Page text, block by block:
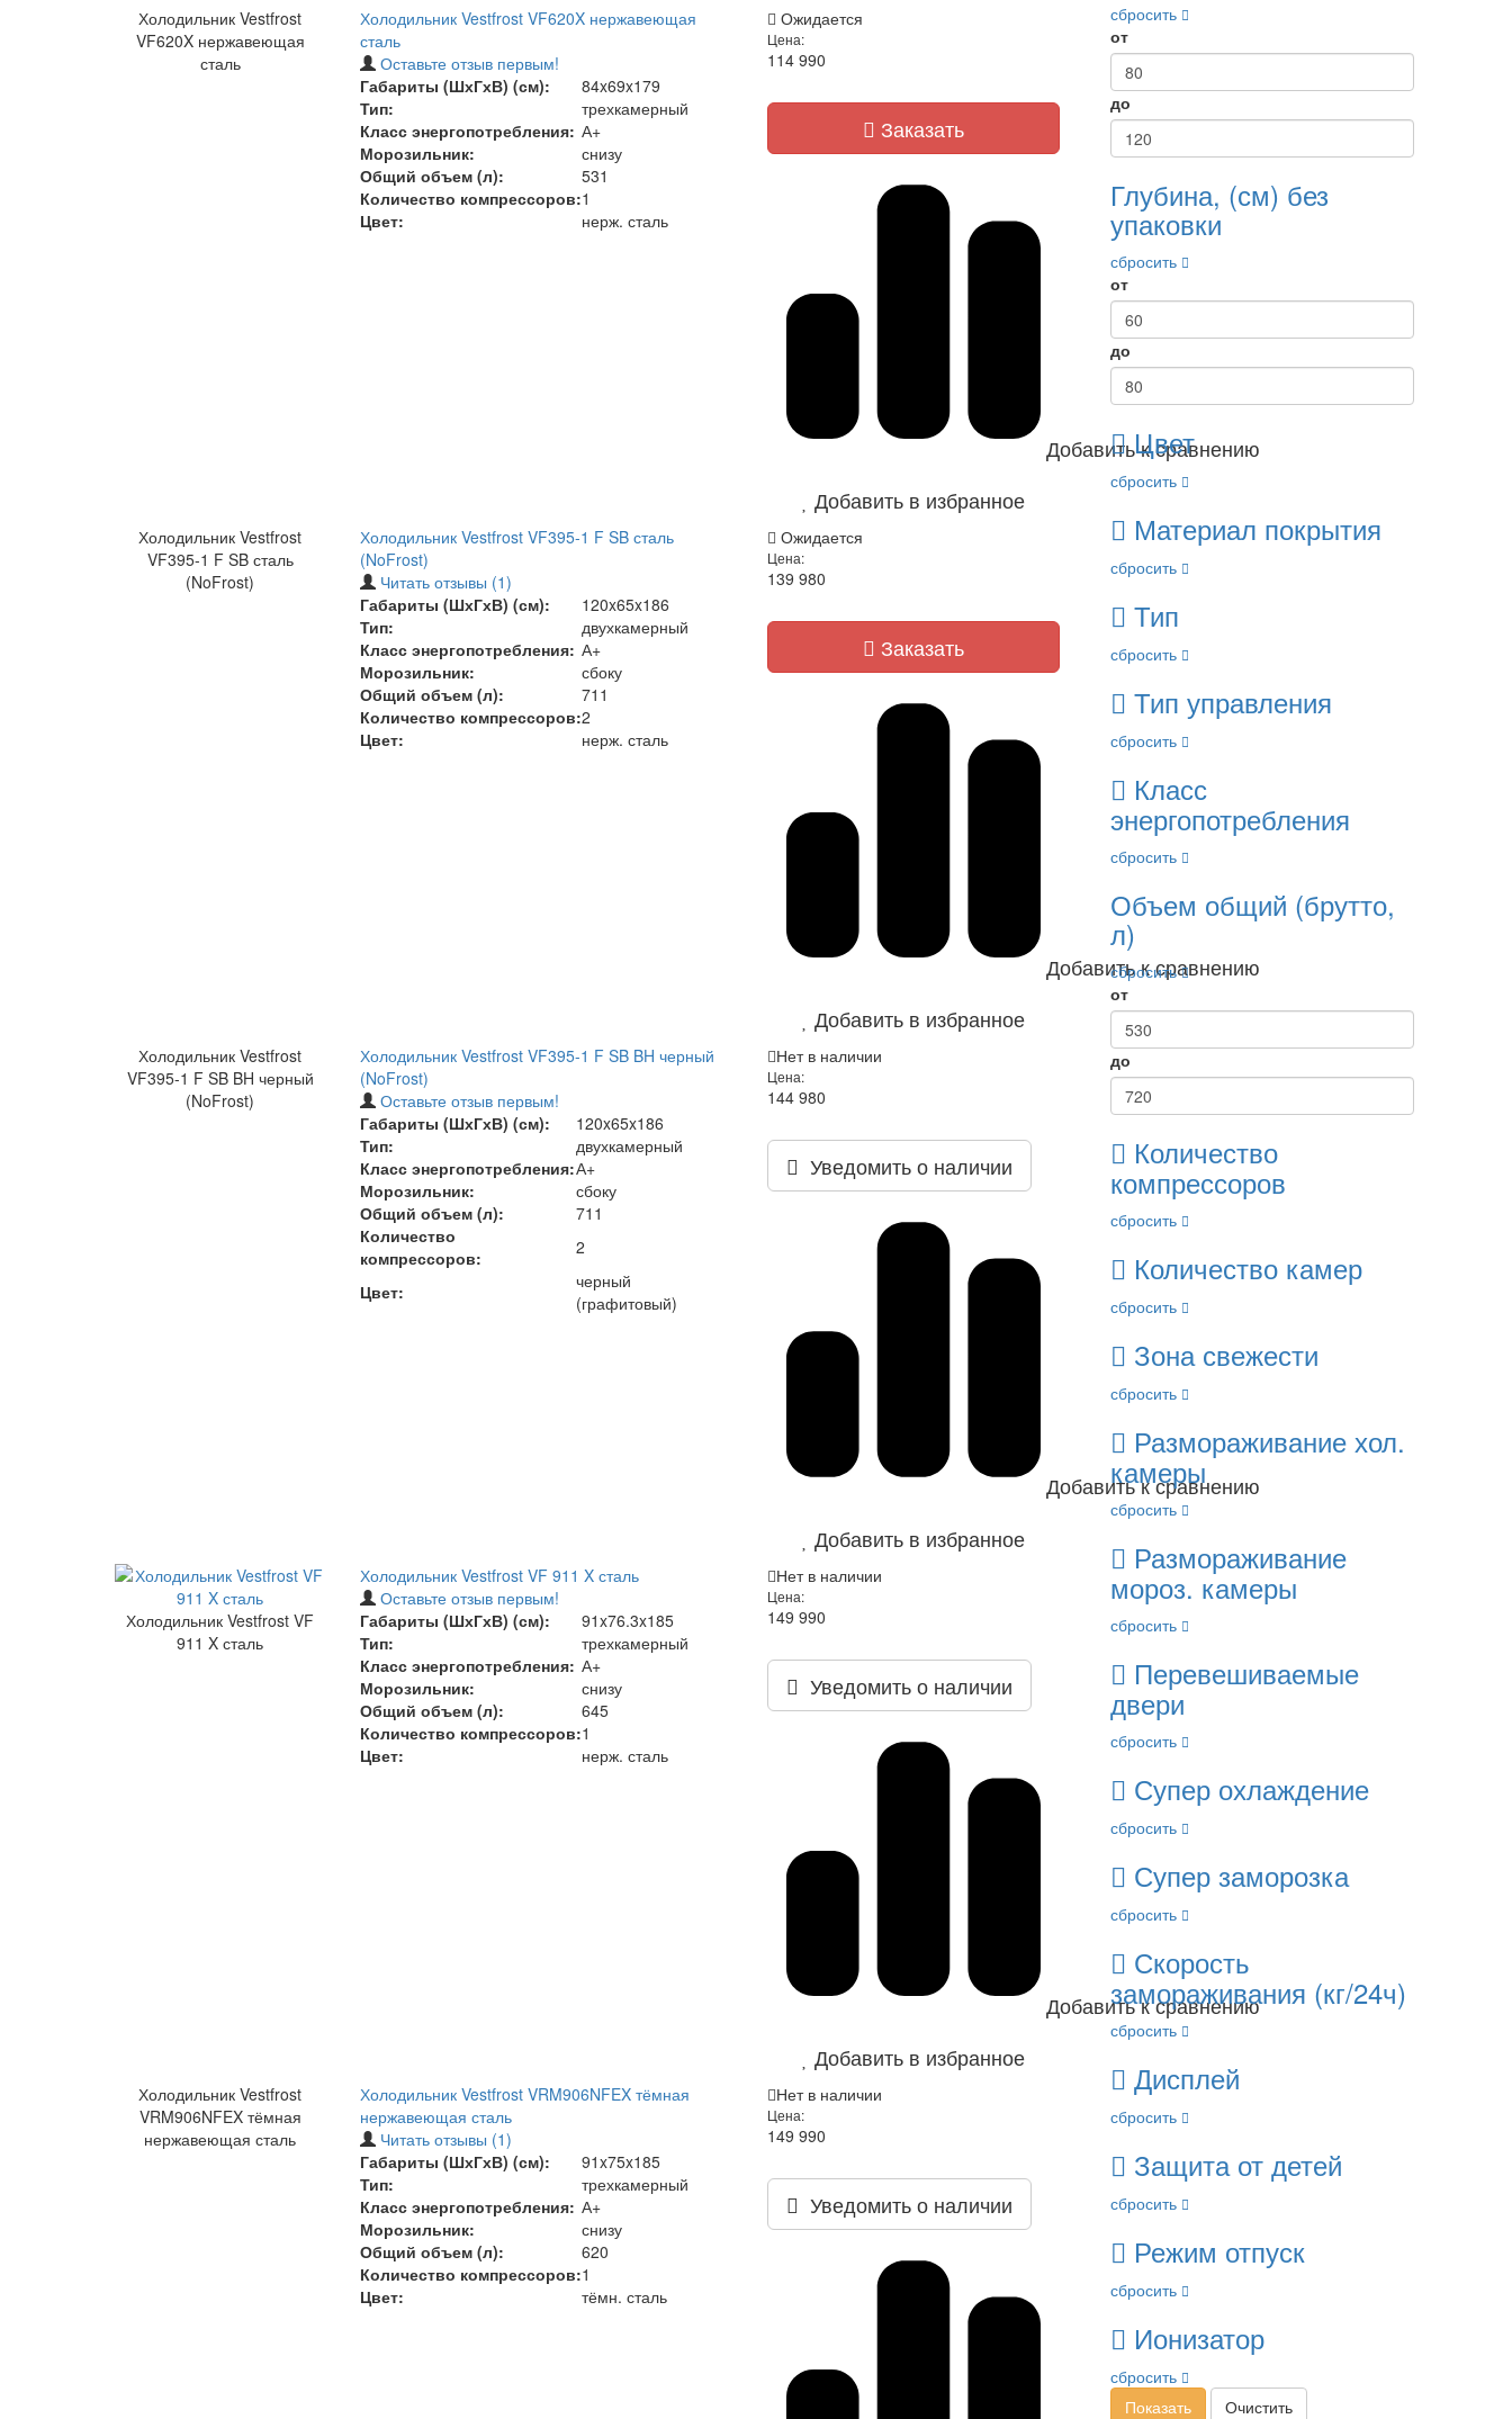
Холодильник Vestfrost
VF620X нержавеющая
сталь
Холодильник Vestfrost VF620X нержавеющая
сталь
Оставьте отзыв первым!
Габариты (ШхГхВ) (см):
84x69x179
Тип:
трехкамерный
Класс энергопотребления: А+
Морозильник:
снизу
Общий объем (л):
531
Количество компрессоров:1
Цвет:
нерж. сталь
Ожидается
Цена:
114 990
Заказать
Добавить к сравнению
Добавить в избранное
Холодильник Vestfrost
VF395-1 F SB сталь
(NoFrost)
Холодильник Vestfrost VF395-1 F SB сталь
(NoFrost)
Читать отзывы (1)
Габариты (ШхГхВ) (см):
120x65x186
Тип:
двухкамерный
Класс энергопотребления: А+
Морозильник:
сбоку
Общий объем (л):
711
Количество компрессоров:2
Цвет:
нерж. сталь
Ожидается
Цена:
139 980
Заказать
Добавить к сравнению
Добавить в избранное
Холодильник Vestfrost
VF395-1 F SB BH черный
(NoFrost)
Холодильник Vestfrost VF395-1 F SB BH черный
(NoFrost)
Оставьте отзыв первым!
Габариты (ШхГхВ) (см):
120x65x186
Тип:
двухкамерный
Класс энергопотребления:А+
Морозильник:
сбоку
Общий объем (л):
711
Количество
компрессоров:
2
Цвет:
черный
(графитовый)
Нет в наличии
Цена:
144 980
Уведомить о наличии
Добавить к сравнению
Добавить в избранное
Холодильник Vestfrost VF
911 X сталь
Холодильник Vestfrost VF 911 X сталь
Оставьте отзыв первым!
Габариты (ШхГхВ) (см):
91x76.3x185
Тип:
трехкамерный
Класс энергопотребления: А+
Морозильник:
снизу
Общий объем (л):
645
Количество компрессоров:1
Цвет:
нерж. сталь
Нет в наличии
Цена:
149 990
Уведомить о наличии
Добавить к сравнению
Добавить в избранное
Холодильник Vestfrost
VRM906NFEX тёмная
нержавеющая сталь
Холодильник Vestfrost VRM906NFEX тёмная
нержавеющая сталь
Читать отзывы (1)
Габариты (ШхГхВ) (см):
91x75x185
Тип:
трехкамерный
Класс энергопотребления: А+
Морозильник:
снизу
Общий объем (л):
620
Количество компрессоров:1
Цвет:
тёмн. сталь
Нет в наличии
Цена:
149 990
Уведомить о наличии
сбросить
от
до
Глубина, (см) без
упаковки
сбросить
от
до
Цвет
сбросить
Материал покрытия
сбросить
Тип
сбросить
Тип управления
сбросить
Класс
энергопотребления
сбросить
Объем общий (брутто,
л)
сбросить
от
до
Количество
компрессоров
сбросить
Количество камер
сбросить
Зона свежести
сбросить
Размораживание хол.
камеры
сбросить
Размораживание
мороз. камеры
сбросить
Перевешиваемые
двери
сбросить
Супер охлаждение
сбросить
Супер заморозка
сбросить
Скорость
замораживания (кг/24ч)
сбросить
Дисплей
сбросить
Защита от детей
сбросить
Режим отпуск
сбросить
Ионизатор
сбросить
Показать
Очистить